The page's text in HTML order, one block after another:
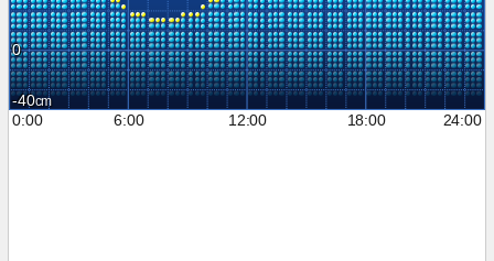
0
-40
0:00
6:00 12:00 18:00 24:00